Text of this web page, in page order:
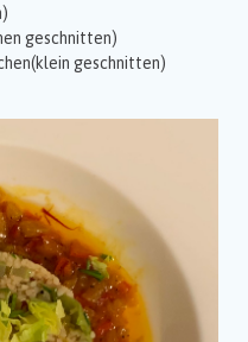
geschnitten)
geschnitten)